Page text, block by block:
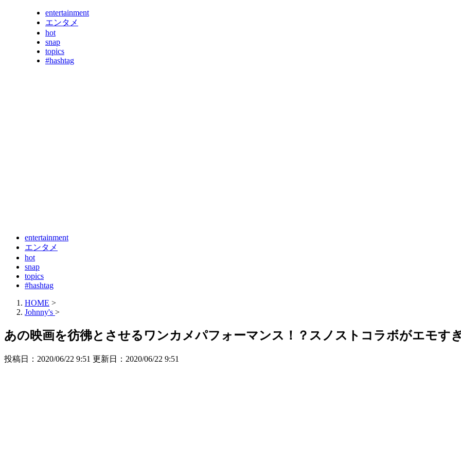
entertainment
エンタメ
hot
snap
topics
#hashtag
entertainment
エンタメ
hot
snap
topics
#hashtag
HOME >
Johnny's >
あの映画を彷彿とさせるワンカメパフォーマンス！？スノストコラボがエモす
投稿日：2020/06/22 9:51 更新日： 2020/06/22 9:51